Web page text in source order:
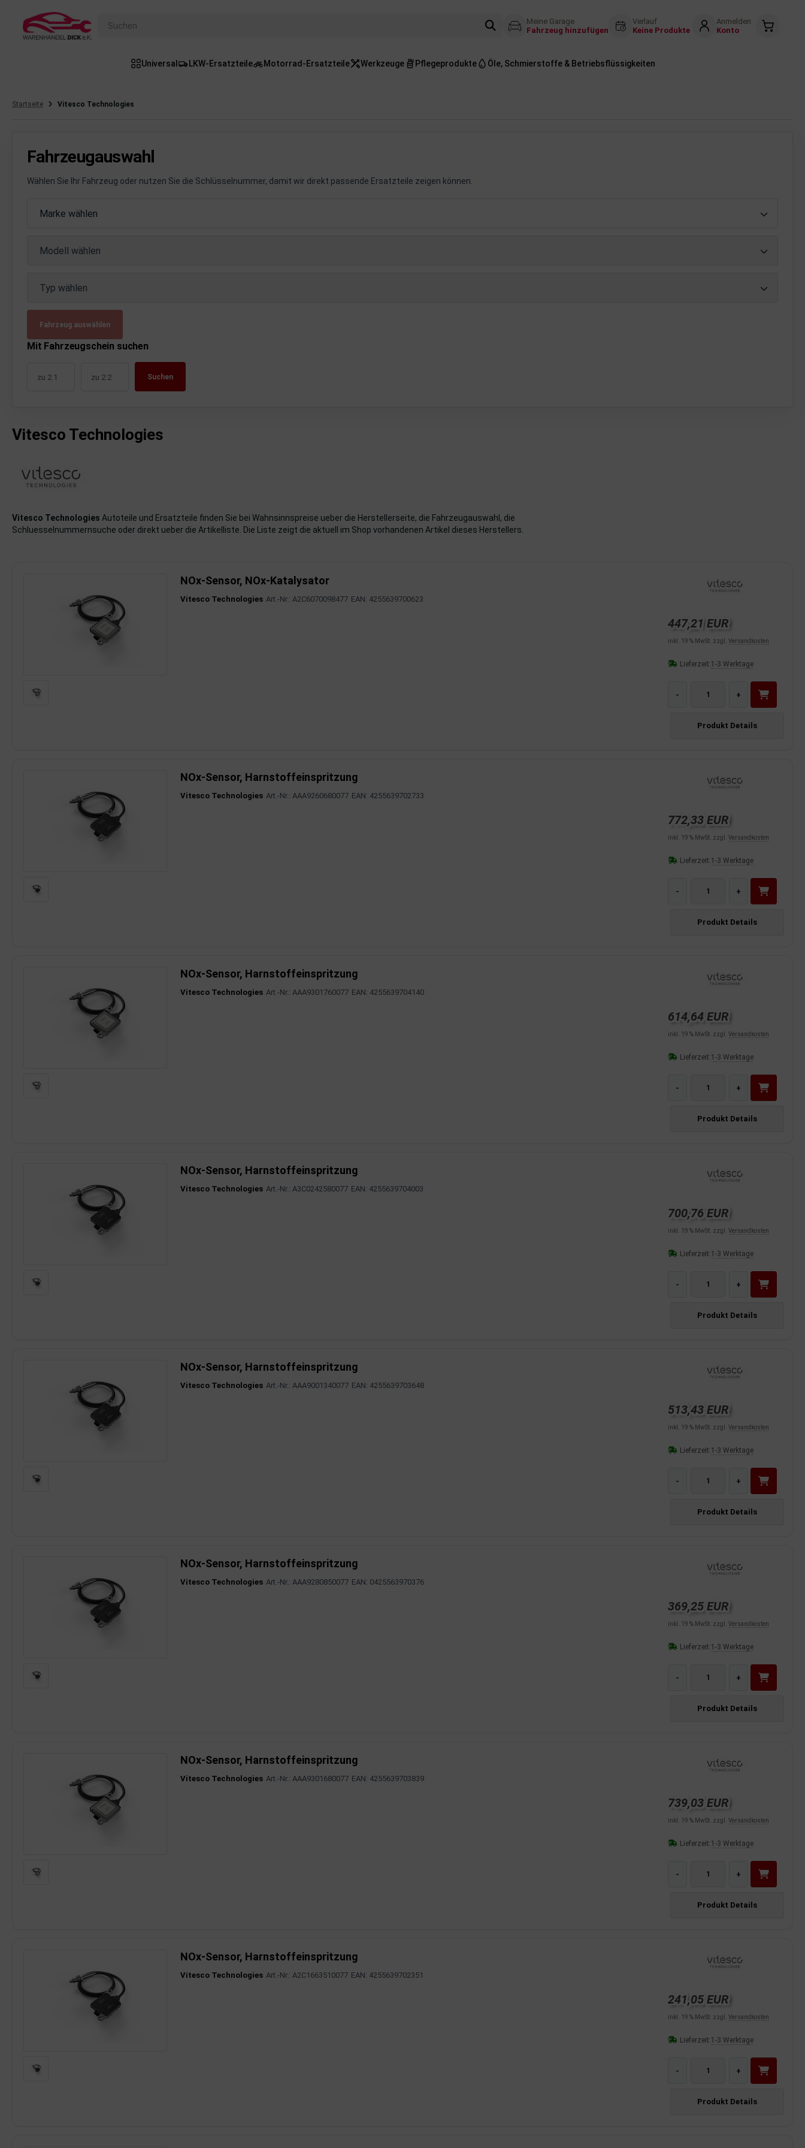
Suchen
Meine Garage
Fahrzeug hinzufügen
Verlauf
Keine Produkte
Anmelden
Konto
Universal LKW-Ersatzteile Motorrad-Ersatzteile Werkzeuge Pflegeprodukte Öle, Schmierstoffe & Betriebsflüssigkeiten
Startseite Vitesco Technologies
Fahrzeugauswahl
Wählen Sie Ihr Fahrzeug oder nutzen Sie die Schlüsselnummer, damit wir direkt passende Ersatzteile zeigen können.
Marke wählen
Modell wählen
Typ wählen
Fahrzeug auswählen
Mit Fahrzeugschein suchen
Suchen
Vitesco Technologies
Vitesco Technologies Autoteile und Ersatzteile finden Sie bei Wahnsinnspreise ueber die Herstellerseite, die Fahrzeugauswahl, die
Schluesselnummernsuche oder direkt ueber die Artikelliste. Die Liste zeigt die aktuell im Shop vorhandenen Artikel dieses Herstellers.
NOx-Sensor, NOx-Katalysator
Vitesco Technologies Art.-Nr.: A2C6070098477 EAN: 4255639700623
447,21 EUR
inkl. 19 % MwSt. zzgl. Versandkosten
Lieferzeit:1-3 Werktage
- +
Produkt Details
NOx-Sensor, Harnstoffeinspritzung
Vitesco Technologies Art.-Nr.: AAA9260680077 EAN: 4255639702733
772,33 EUR
inkl. 19 % MwSt. zzgl. Versandkosten
Lieferzeit:1-3 Werktage
- +
Produkt Details
NOx-Sensor, Harnstoffeinspritzung
Vitesco Technologies Art.-Nr.: AAA9301760077 EAN: 4255639704140
614,64 EUR
inkl. 19 % MwSt. zzgl. Versandkosten
Lieferzeit:1-3 Werktage
- +
Produkt Details
NOx-Sensor, Harnstoffeinspritzung
Vitesco Technologies Art.-Nr.: A3C0242580077 EAN: 4255639704003
700,76 EUR
inkl. 19 % MwSt. zzgl. Versandkosten
Lieferzeit:1-3 Werktage
- +
Produkt Details
NOx-Sensor, Harnstoffeinspritzung
Vitesco Technologies Art.-Nr.: AAA9001340077 EAN: 4255639703648
513,43 EUR
inkl. 19 % MwSt. zzgl. Versandkosten
Lieferzeit:1-3 Werktage
- +
Produkt Details
NOx-Sensor, Harnstoffeinspritzung
Vitesco Technologies Art.-Nr.: AAA9280850077 EAN: 0425563970376
369,25 EUR
inkl. 19 % MwSt. zzgl. Versandkosten
Lieferzeit:1-3 Werktage
- +
Produkt Details
NOx-Sensor, Harnstoffeinspritzung
Vitesco Technologies Art.-Nr.: AAA9301680077 EAN: 4255639703839
739,03 EUR
inkl. 19 % MwSt. zzgl. Versandkosten
Lieferzeit:1-3 Werktage
- +
Produkt Details
NOx-Sensor, Harnstoffeinspritzung
Vitesco Technologies Art.-Nr.: A2C1663510077 EAN: 4255639702351
241,05 EUR
inkl. 19 % MwSt. zzgl. Versandkosten
Lieferzeit:1-3 Werktage
- +
Produkt Details
Anbauteile
Produkte
Aufbauten
Verbrauchsmaterial